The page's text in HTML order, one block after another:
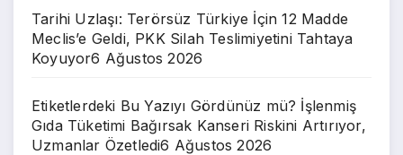
Tarihi Uzlaşı: Terörsüz Türkiye İçin 12 Madde
Meclis’e Geldi, PKK Silah Teslimiyetini Tahtaya
Koyuyor6 Ağustos 2026
Etiketlerdeki Bu Yazıyı Gördünüz mü? İşlenmiş
Gıda Tüketimi Bağırsak Kanseri Riskini Artırıyor,
Uzmanlar Özetledi6 Ağustos 2026